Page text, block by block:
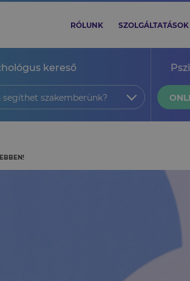
RÓLUNK SZOLGÁLTATÁSOK
kereső
segíthet szakemberünk?